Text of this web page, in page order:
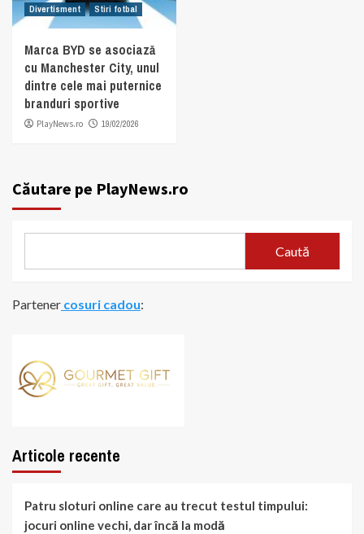
Divertisment
Stiri fotbal
Marca BYD se asociază
cu Manchester City, unul
dintre cele mai puternice
branduri sportive
PlayNews.ro 19/02/2026
Căutare pe PlayNews.ro
Caută
Partener cosuri cadou:
Articole recente
Patru sloturi online care au trecut testul timpului:
jocuri online vechi, dar încă la modă